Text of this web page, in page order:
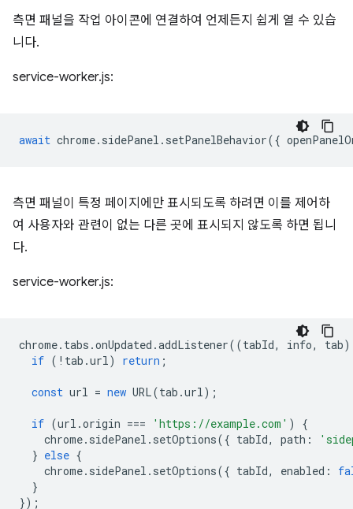
측면 패널을 작업 아이콘에 연결하여 언제든지 쉽게 열 수 있습
니다.
service-worker.js:
await chrome. sidePanel . setPanelBehavior({
측면 패널이 특정 페이지에만 표시되도록 하려면 이를 제어하
여 사용자와 관련이 없는 다른 곳에 표시되지 않도록 하면 됩니
다.
service-worker.js:
chrome. tabs .onUpdated .addListener((tabId, info, tab)
if ( ! tab .url) return ;
const url = new URL(tab .url);
if (url .origin === 'https://example.com' )
{
chrome. sidePanel . setOptions({ tabId, path :
} else {
chrome. sidePanel . setOptions({ tabId, enabled :
}
});